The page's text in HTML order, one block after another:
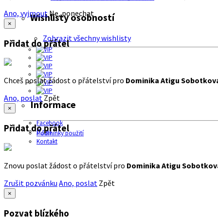
Wishlisty osobností
Zobrazit všechny wishlisty
Informace
Facebook
O nás
Podmínky použití
Kontakt
Ano, vyjmout Ne, ponechat
×
Přidat do přátel
Chceš poslat žádost o přátelství pro Dominika Atigu
Ano, poslat Zpět
×
Přidat do přátel
Znovu poslat žádost o přátelství pro Dominika Atigu
Zrušit pozvánku Ano, poslat Zpět
×
Pozvat blízkého